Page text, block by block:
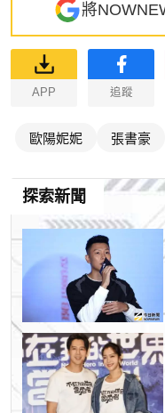
將
APP 追蹤
歐陽妮妮 張書豪
探索新聞